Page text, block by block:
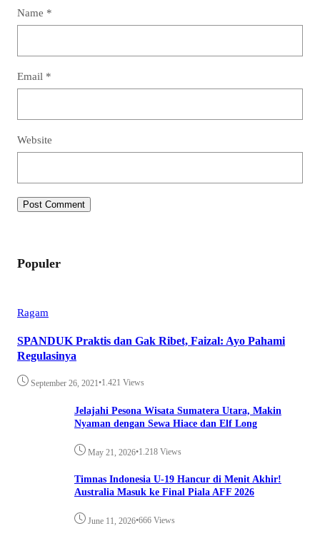
Name *
Email *
Website
Populer
Ragam
SPANDUK Praktis dan Gak Ribet, Faizal: Ayo Pahami
Regulasinya
September 26, 2021•1.421 Views
Jelajahi Pesona Wisata Sumatera Utara, Makin
Nyaman dengan Sewa Hiace dan Elf Long
May 21, 2026•1.218 Views
Timnas Indonesia U-19 Hancur di Menit Akhir!
Australia Masuk ke Final Piala AFF 2026
June 11, 2026•666 Views